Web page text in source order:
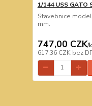
1/144 USS GATO
Stavebnice
mm.
747,00 CZK/
617,36 CZK bez